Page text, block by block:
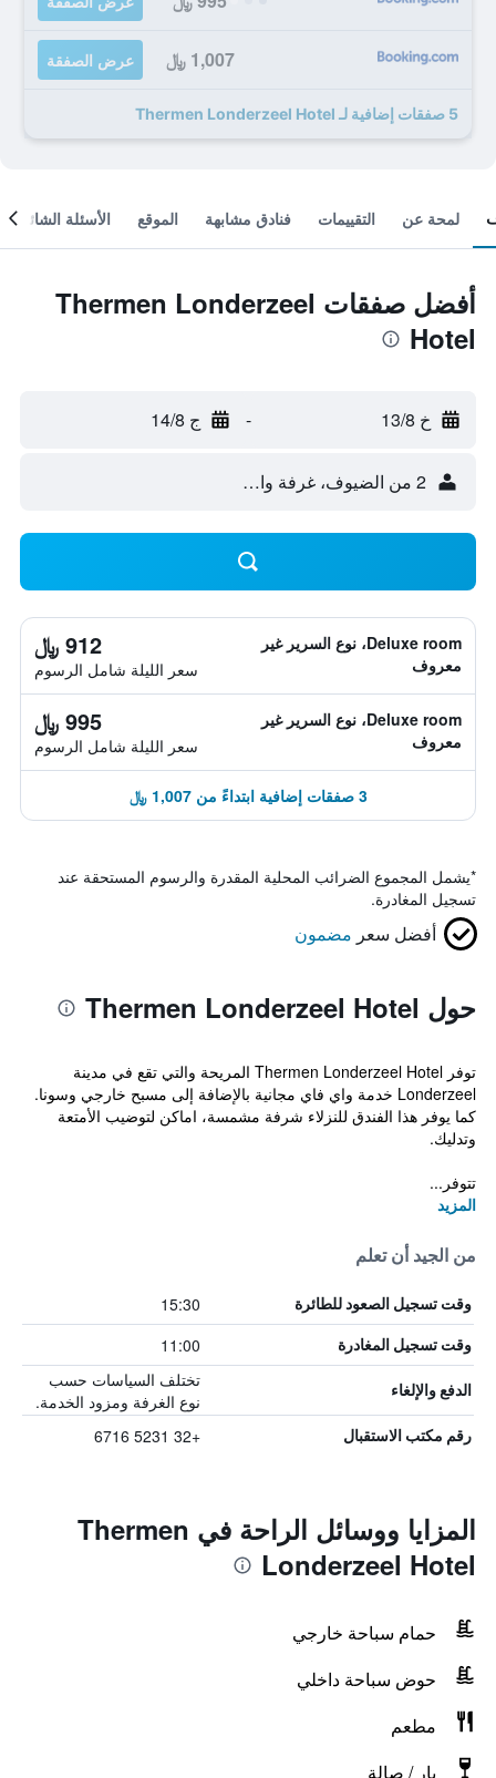
1,007 ﷼ عرض الصفقة
5 صفقات إضافية لـ Thermen Londerzeel Hotel
لمحة عن التقييمات فنادق مشابهة الموقع الأسئلة الشائعة
أفضل صفقات Thermen Londerzeel
Hotel
خ 13/8 - ج 14/8
2 من الضيوف، غرفة واحدة
Deluxe room، نوع السرير غير
معروف
912 ﷼
سعر الليلة شامل الرسوم
Deluxe room، نوع السرير غير
معروف
995 ﷼
سعر الليلة شامل الرسوم
3 صفقات إضافية ابتداءً من 1,007 ﷼
*يشمل المجموع الضرائب المحلية المقدرة والرسوم المستحقة عند
تسجيل المغادرة.
أفضل سعر مضمون
حول Thermen Londerzeel Hotel
توفر Thermen Londerzeel Hotel المريحة والتي تقع في مدينة
Londerzeel خدمة واي فاي مجانية بالإضافة إلى مسبح خارجي وسونا.
كما يوفر هذا الفندق للنزلاء شرفة مشمسة، اماكن لتوضيب الأمتعة
وتدليك.
تتوفر...
المزيد
من الجيد أن تعلم
وقت تسجيل الصعود للطائرة 15:30
وقت تسجيل المغادرة 11:00
الدفع والإلغاء
تختلف السياسات حسب
نوع الغرفة ومزود الخدمة.
رقم مكتب الاستقبال +32 5231 6716
المزايا ووسائل الراحة في Thermen
Londerzeel Hotel
حمام سباحة خارجي
حوض سباحة داخلي
مطعم
بار / صالة